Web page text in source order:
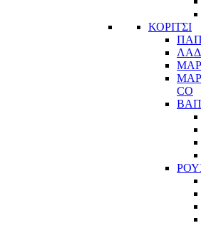
ΚΟΡΙΤΣΙ
CO